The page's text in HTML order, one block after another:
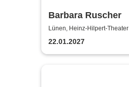
Barbara Ruscher
Lünen, Heinz-Hilpert-Theater
22.01.2027